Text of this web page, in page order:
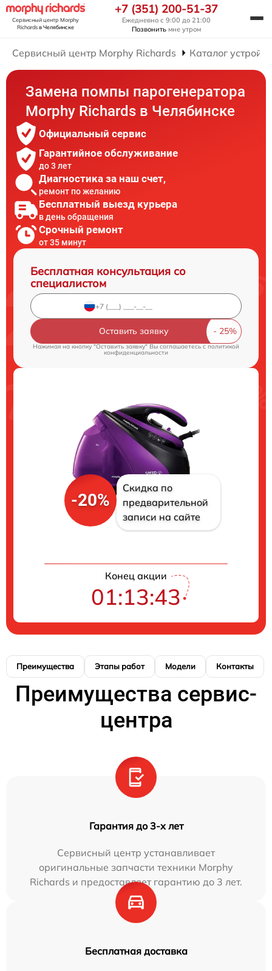
Сервисный центр Morphy
Richardsв Челябинске
+7 (351) 200-51-37
Ежедневно с 9:00 до 21:00
Позвонить мне утром
Сервисный центр Morphy Richards Каталог
Замена помпы парогенератора
Morphy Richards в Челябинске
Официальный сервис
Гарантийное обслуживание
до 3 лет
Диагностика за наш счет,
ремонт по желанию
Бесплатный выезд курьера
в день обращения
Срочный ремонт
от 35 минут
Бесплатная консультация со
специалистом
Оставить заявку
Нажимая на кнопку "Оставить заявку" Вы соглашаетесь cполитикой
конфиденциальности
-20%
Скидка по
предварительной
записи на сайте
Конец акции
01:13:43
Преимущества Этапы работ Модели Контакты
Преимущества сервис-
центра
Гарантия до 3-х лет
Сервисный центр устанавливает
оригинальные запчасти техники Morphy
Richards и предоставляет гарантию до 3 лет.
Бесплатная доставка